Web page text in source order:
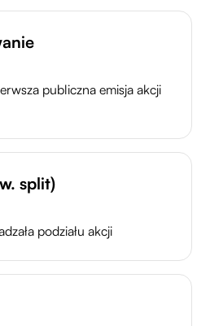
publiczna emisja akcji
split)
podziału akcji